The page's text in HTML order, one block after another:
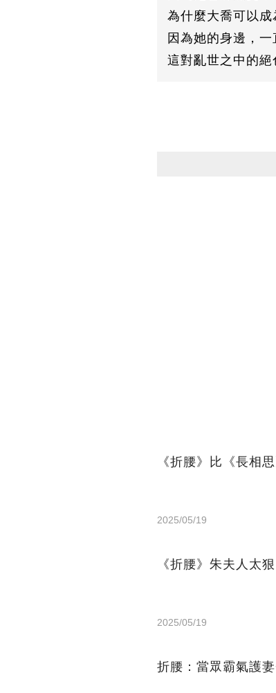
為什麼大喬可以成
因為她的身邊，一
這對亂世之中的絕
《折腰》比《長相
2025/05/19
《折腰》朱夫人太
2025/05/19
折腰：當眾霸氣護